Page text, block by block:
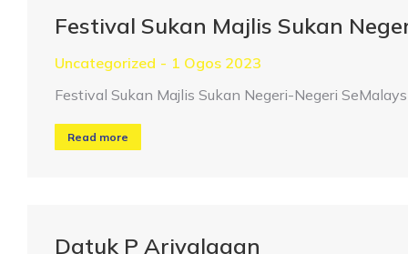
Festival Sukan Majlis Sukan
Uncategorized
1 Ogos 2023
Festival Sukan Majlis Sukan Negeri-Negeri
Read more
Datuk P Arivalagan